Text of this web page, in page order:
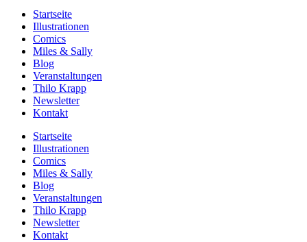
Startseite
Illustrationen
Comics
Miles & Sally
Blog
Veranstaltungen
Thilo Krapp
Newsletter
Kontakt
Startseite
Illustrationen
Comics
Miles & Sally
Blog
Veranstaltungen
Thilo Krapp
Newsletter
Kontakt